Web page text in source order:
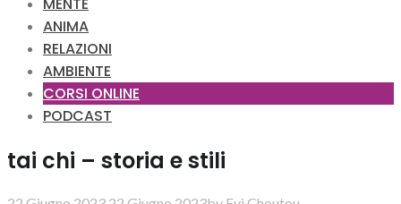
ANIMA
RELAZIONI
AMBIENTE
CORSI ONLINE
PODCAST
tai chi – storia e stili